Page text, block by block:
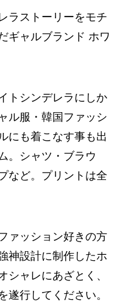
ラストーリーをモチ
ギャルブランド ホワ
トシンデレラにしか
ル服・韓国ファッシ
にも着こなす事も出
。シャツ・ブラウ
など。プリントは全
ァッション好きの方
神設計に制作したホ
シャレにあざとく、
遂行してください。